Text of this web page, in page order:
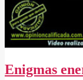
Enigmas